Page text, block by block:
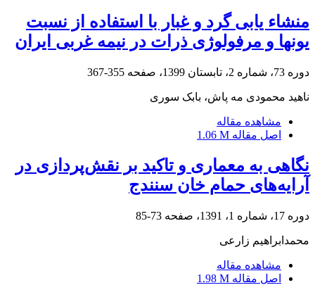
منشاء یابی گرد و غبار با استفاده از نسبت
یونها و مرفولوژی ذرات در نیمه غربی ایران
دوره 73، شماره 2، تابستان 1399، صفحه 355-367
ناهید محمودی مه پاش، بابک سوری
مشاهده مقاله
اصل مقاله 1.06 M
نگاهی به معماری و تاکید بر نقش‌پردازی در
آرایه‌های حمام خان سنندج
دوره 17، شماره 1، 1391، صفحه 73-85
محمدابراهیم زارعی
مشاهده مقاله
اصل مقاله 1.98 M